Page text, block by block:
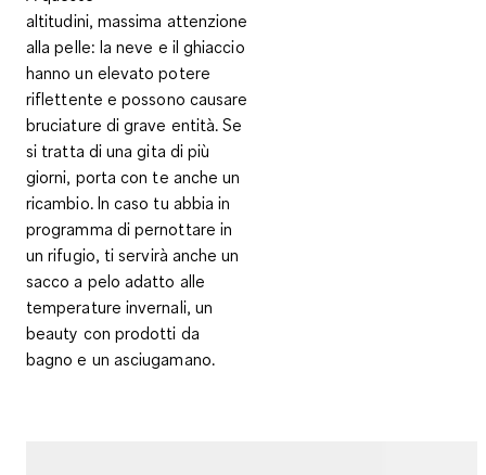
altitudini, massima attenzione
alla pelle: la neve e il ghiaccio
hanno un elevato potere
riflettente e possono causare
bruciature di grave entità. Se
si tratta di una gita di più
giorni, porta con te anche un
ricambio. In caso tu abbia in
programma di pernottare in
un rifugio, ti servirà anche un
sacco a pelo adatto alle
temperature invernali, un
beauty con prodotti da
bagno e un asciugamano.